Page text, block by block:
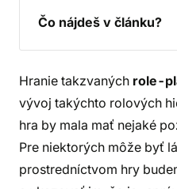
Čo nájdeš v článku?
Hranie takzvaných role-
vývoj takýchto rolových
hra by mala mať nejaké
Pre niektorých môže byť
prostredníctvom hry